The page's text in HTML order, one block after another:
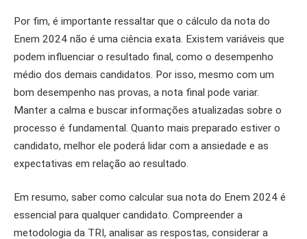
Por fim, é importante ressaltar que o cálculo da nota do
Enem 2024 não é uma ciência exata. Existem variáveis que
podem influenciar o resultado final, como o desempenho
médio dos demais candidatos. Por isso, mesmo com um
bom desempenho nas provas, a nota final pode variar.
Manter a calma e buscar informações atualizadas sobre o
processo é fundamental. Quanto mais preparado estiver o
candidato, melhor ele poderá lidar com a ansiedade e as
expectativas em relação ao resultado.
Em resumo, saber como calcular sua nota do Enem 2024 é
essencial para qualquer candidato. Compreender a
metodologia da TRI, analisar as respostas, considerar a